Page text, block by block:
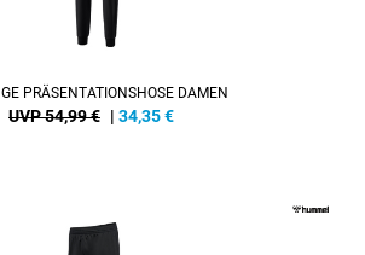
PRÄSENTATIONSHOSE DAMEN
UVP 54,99 € | 34,35€